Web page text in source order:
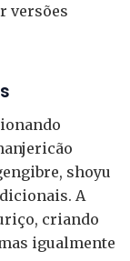
versões
shoyu
A
criando
igualmente